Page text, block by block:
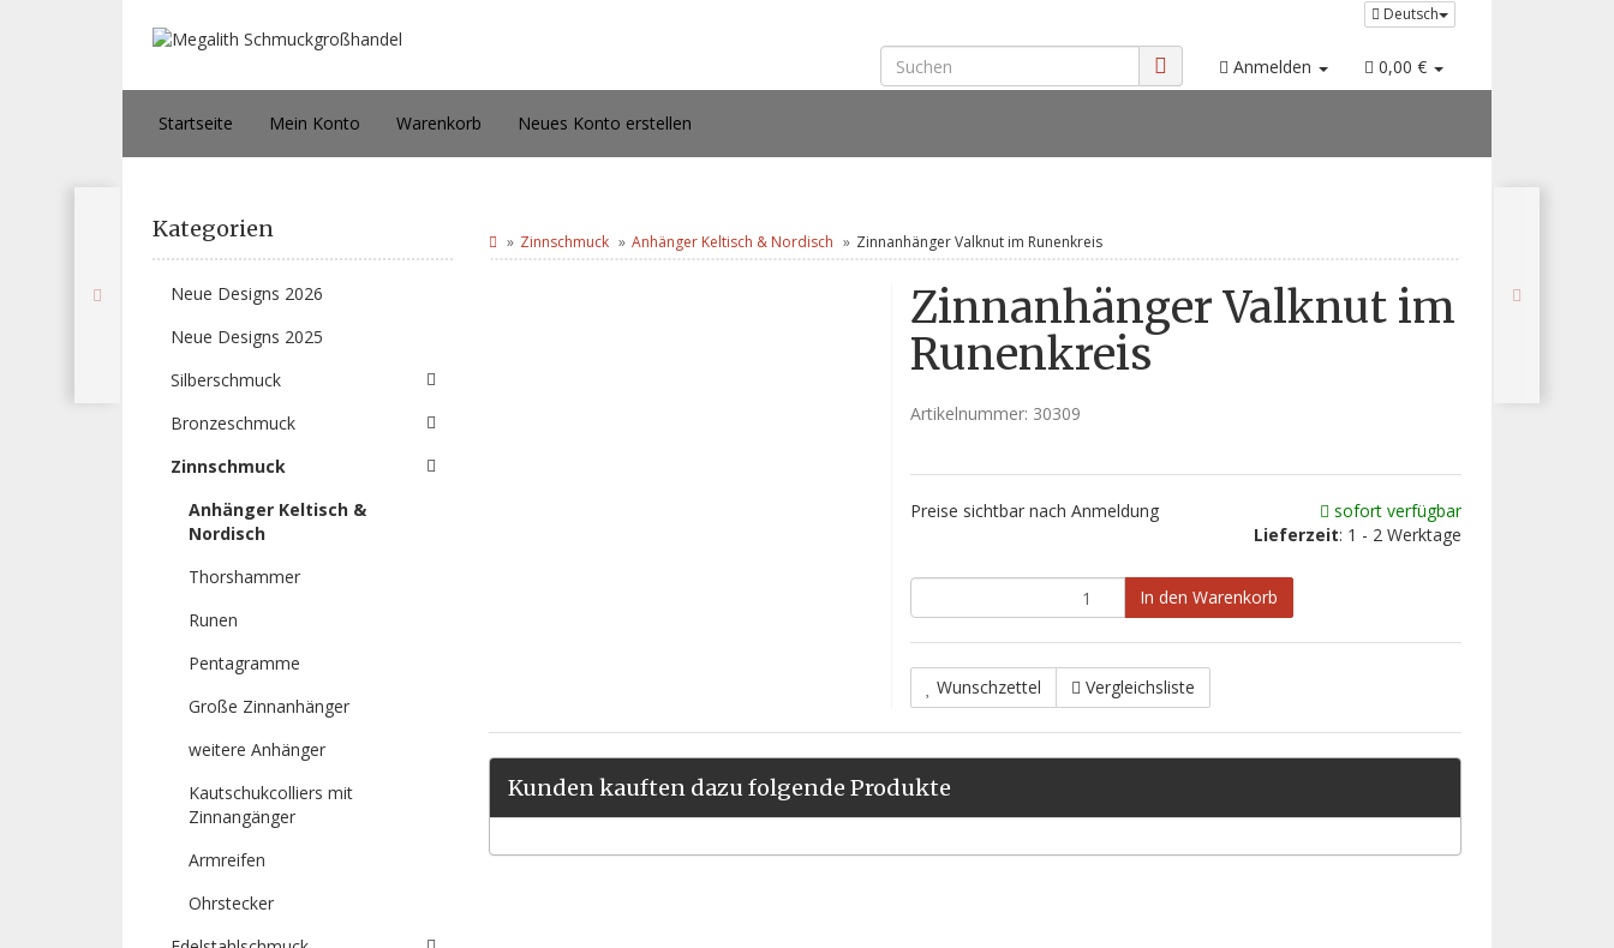
Deutsch
Anmelden 0,00 €
Startseite Mein Konto Warenkorb Neues Konto erstellen
Zinnschmuck Anhänger Keltisch & Nordisch Zinnanhänger Valknut im Runenkreis
Zinnanhänger Valknut im
Runenkreis
Artikelnummer: 30309
Preise sichtbar nach Anmeldung
sofort verfügbar
Lieferzeit: 1 - 2 Werktage
In den Warenkorb
Wunschzettel Vergleichsliste
Kunden kauften dazu folgende Produkte
Kategorien
Neue Designs 2026
Neue Designs 2025
Silberschmuck
Bronzeschmuck
Zinnschmuck
Anhänger Keltisch &
Nordisch
Thorshammer
Runen
Pentagramme
Große Zinnanhänger
weitere Anhänger
Kautschukcolliers mit
Zinnangänger
Armreifen
Ohrstecker